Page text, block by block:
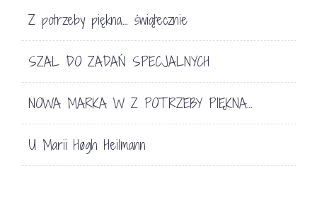
Z potrzeby piękna… świątecznie
SZAL DO ZADAŃ SPECJALNYCH
NOWA MARKA W Z POTRZEBY PIĘKNA…
U Marii Høgh Heilmann